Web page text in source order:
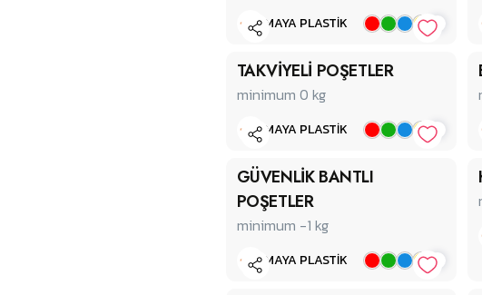
MAYA PLASTİK +
TAKVİYELİ POŞETLER
minimum 0 kg
MAYA PLASTİK +
GÜVENLİK BANTLI
POŞETLER
minimum -1 kg
MAYA PLASTİK +